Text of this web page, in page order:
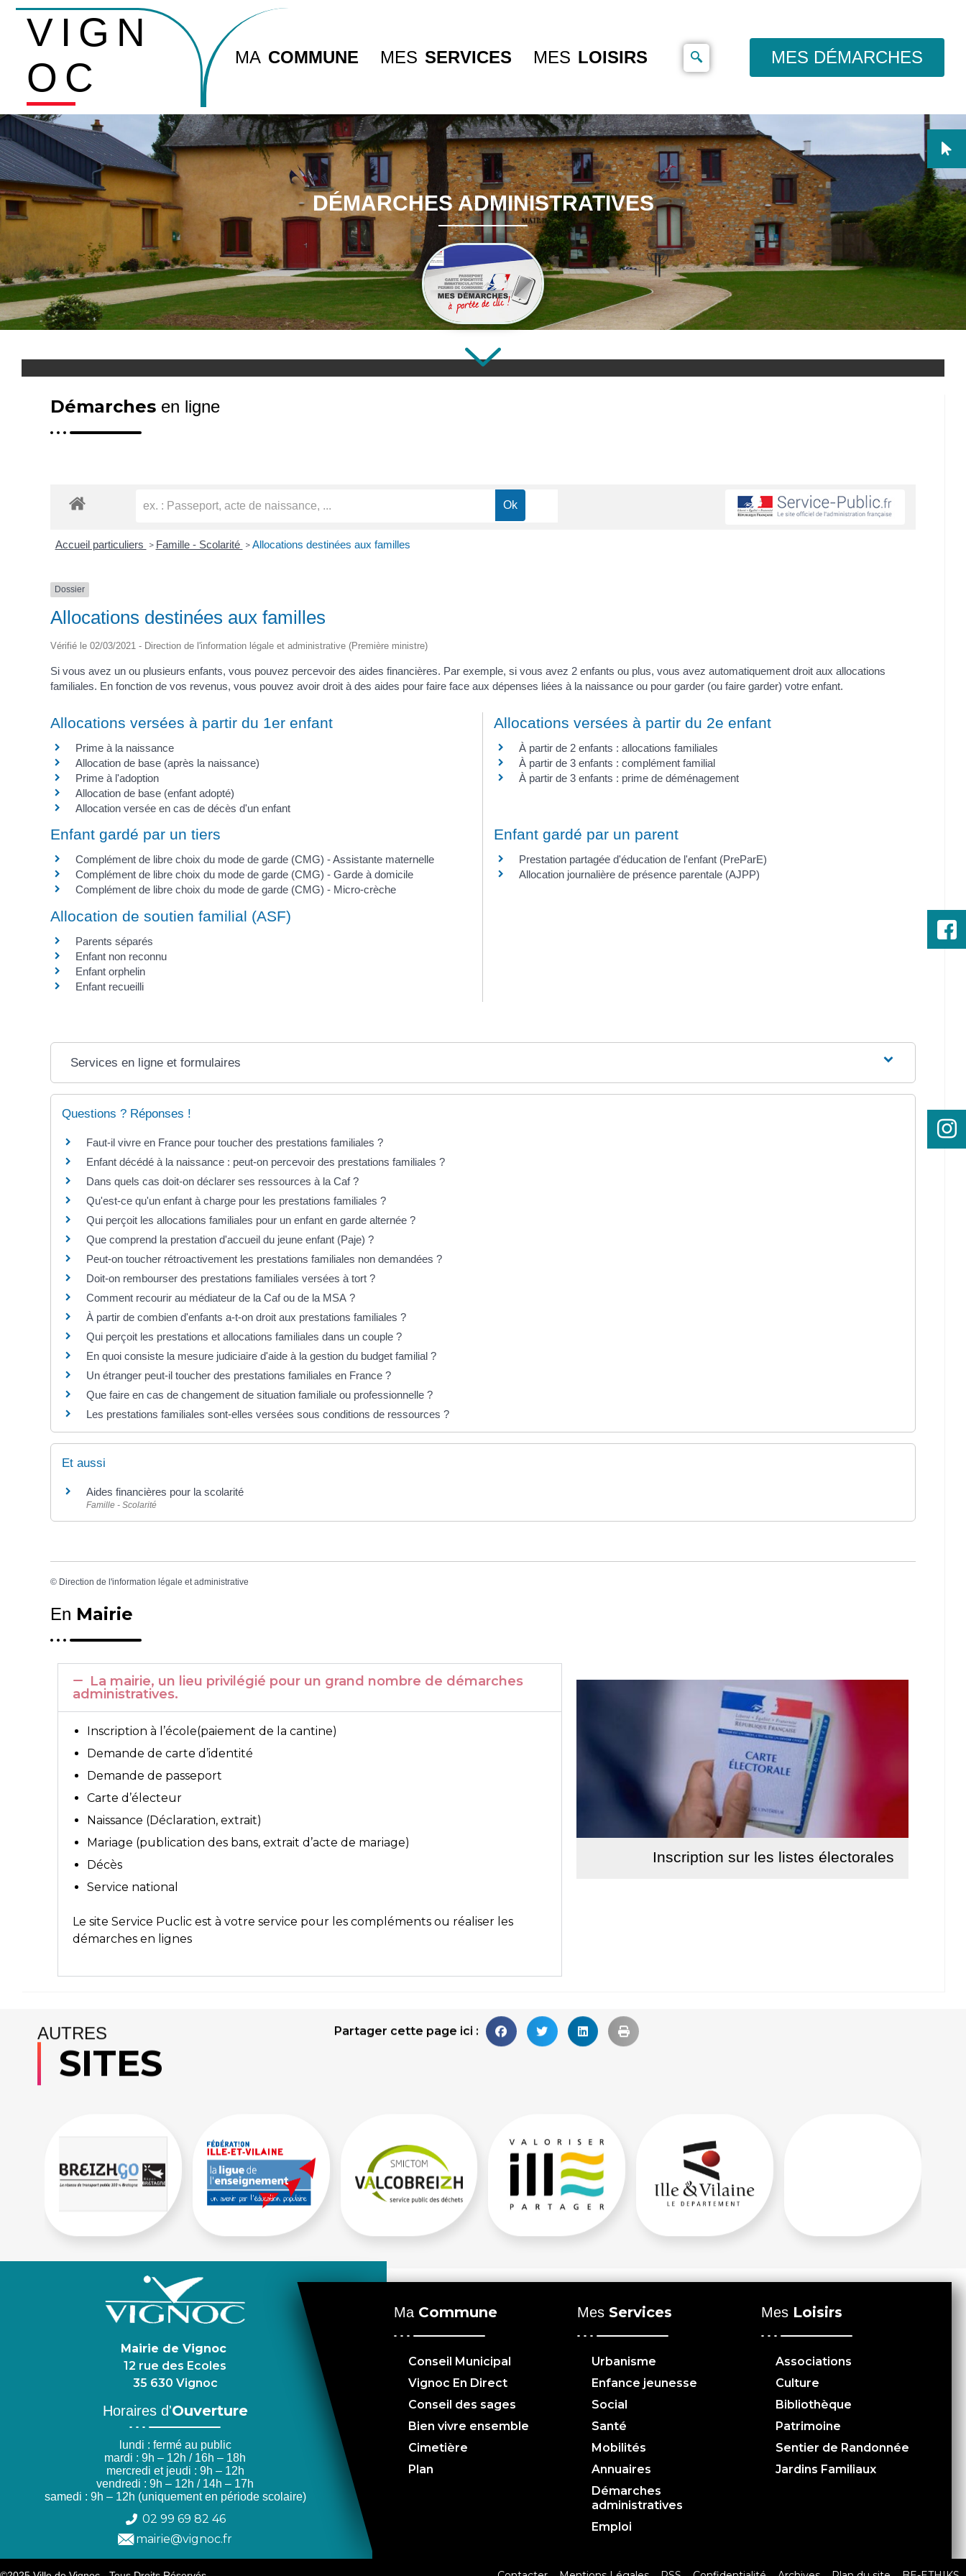
VIGN
OC
MA COMMUNE MES SERVICES MES LOISIRS MES DÉMARCHES
DÉMARCHES ADMINISTRATIVES
Démarches en ligne
Accueil particuliers > Famille - Scolarité > Allocations destinées aux familles
Dossier
Allocations destinées aux familles
Vérifié le 02/03/2021 - Direction de l'information légale et administrative (Première ministre)
Si vous avez un ou plusieurs enfants, vous pouvez percevoir des aides financières. Par exemple, si vous avez 2 enfants ou plus, vous avez automatiquement droit aux allocations
familiales. En fonction de vos revenus, vous pouvez avoir droit à des aides pour faire face aux dépenses liées à la naissance ou pour garder (ou faire garder) votre enfant.
Allocations versées à partir du 1er enfant
Prime à la naissance
Allocation de base (après la naissance)
Prime à l'adoption
Allocation de base (enfant adopté)
Allocation versée en cas de décès d'un enfant
Allocations versées à partir du 2e enfant
À partir de 2 enfants : allocations familiales
À partir de 3 enfants : complément familial
À partir de 3 enfants : prime de déménagement
Enfant gardé par un tiers
Complément de libre choix du mode de garde (CMG) - Assistante maternelle
Complément de libre choix du mode de garde (CMG) - Garde à domicile
Complément de libre choix du mode de garde (CMG) - Micro-crèche
Enfant gardé par un parent
Prestation partagée d'éducation de l'enfant (PreParE)
Allocation journalière de présence parentale (AJPP)
Allocation de soutien familial (ASF)
Parents séparés
Enfant non reconnu
Enfant orphelin
Enfant recueilli
Services en ligne et formulaires
Questions ? Réponses !
Faut-il vivre en France pour toucher des prestations familiales ?
Enfant décédé à la naissance : peut-on percevoir des prestations familiales ?
Dans quels cas doit-on déclarer ses ressources à la Caf ?
Qu'est-ce qu'un enfant à charge pour les prestations familiales ?
Qui perçoit les allocations familiales pour un enfant en garde alternée ?
Que comprend la prestation d'accueil du jeune enfant (Paje) ?
Peut-on toucher rétroactivement les prestations familiales non demandées ?
Doit-on rembourser des prestations familiales versées à tort ?
Comment recourir au médiateur de la Caf ou de la MSA ?
À partir de combien d'enfants a-t-on droit aux prestations familiales ?
Qui perçoit les prestations et allocations familiales dans un couple ?
En quoi consiste la mesure judiciaire d'aide à la gestion du budget familial ?
Un étranger peut-il toucher des prestations familiales en France ?
Que faire en cas de changement de situation familiale ou professionnelle ?
Les prestations familiales sont-elles versées sous conditions de ressources ?
Et aussi
Aides financières pour la scolarité
Famille - Scolarité
© Direction de l'information légale et administrative
En Mairie
La mairie, un lieu privilégié pour un grand nombre de démarches
administratives.
Inscription à l’école(paiement de la cantine)
Demande de carte d’identité
Demande de passeport
Carte d’électeur
Naissance (Déclaration, extrait)
Mariage (publication des bans, extrait d’acte de mariage)
Décès
Service national
Le site Service Puclic est à votre service pour les compléments ou réaliser les
démarches en lignes
Inscription sur les listes électorales
Partager cette page ici :
AUTRES
SITES
Mairie de Vignoc
12 rue des Ecoles
35 630 Vignoc
Horaires d'Ouverture
lundi : fermé au public
mardi : 9h – 12h / 16h – 18h
mercredi et jeudi : 9h – 12h
vendredi : 9h – 12h / 14h – 17h
samedi : 9h – 12h (uniquement en période scolaire)
02 99 69 82 46
mairie@vignoc.fr
Ma Commune
Conseil Municipal
Vignoc En Direct
Conseil des sages
Bien vivre ensemble
Cimetière
Plan
MesServices
Urbanisme
Enfance jeunesse
Social
Santé
Mobilités
Annuaires
Démarches
administratives
Emploi
Mes Loisirs
Associations
Culture
Bibliothèque
Patrimoine
Sentier de Randonnée
Jardins Familiaux